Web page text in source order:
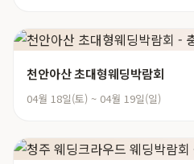
천안아산 초대형웨딩박람회
04월 18일(토) ~ 04월 19일(일)